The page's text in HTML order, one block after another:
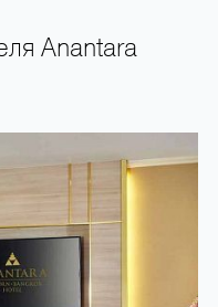
туристов 24 часа в сутки 7
Anantara